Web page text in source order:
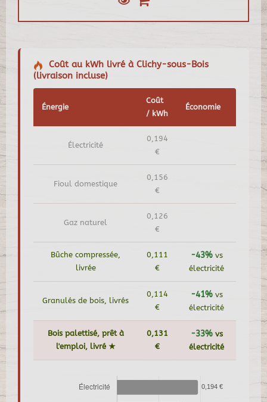
Coût au kWh livré à Clichy-sous-Bois
(livraison incluse)
Énergie
Coût
/ kWh
Économie
Électricité
0,194
€
Fioul domestique
0,156
€
Gaz naturel
0,126
€
Bûche compressée,
livrée
0,111
€
-43%vs
électricité
Granulés de bois, livrés
0,114
€
-41%vs
électricité
Bois palettisé, prêt à
l'emploi, livré ★
0,131
€
-33%vs
électricité